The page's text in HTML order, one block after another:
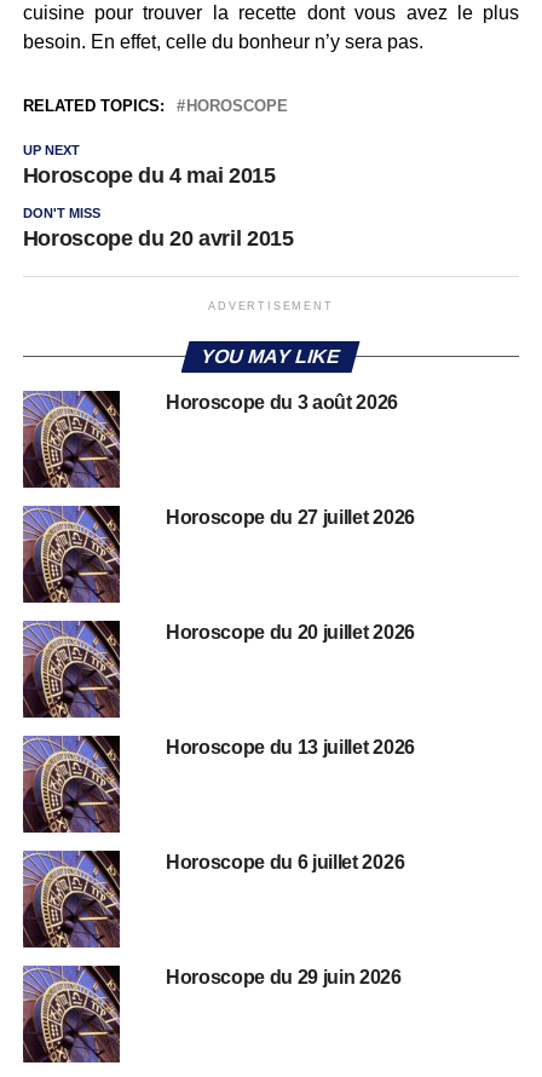
cuisine pour trouver la recette dont vous avez le plus
besoin. En effet, celle du bonheur n’y sera pas.
RELATED TOPICS: HOROSCOPE
UP NEXT
Horoscope du 4 mai 2015
DON'T MISS
Horoscope du 20 avril 2015
ADVERTISEMENT
YOU MAY LIKE
Horoscope du 3 août 2026
Horoscope du 27 juillet 2026
Horoscope du 20 juillet 2026
Horoscope du 13 juillet 2026
Horoscope du 6 juillet 2026
Horoscope du 29 juin 2026